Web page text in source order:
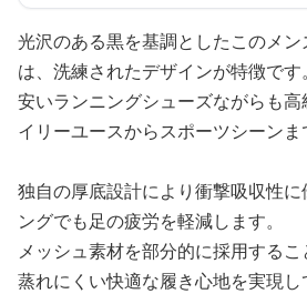
光沢のある黒を基調としたこのメ
は、洗練されたデザインが特徴です。
安いランニングシューズながらも
イリーユースからスポーツシーンま
独自の厚底設計により衝撃吸収性
ングでも足の疲労を軽減します。
メッシュ素材を部分的に採用するこ
蒸れにくい快適な履き心地を実現し